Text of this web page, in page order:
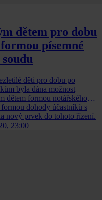
dětem pro dobu
písemné
děti pro dobu po
byla dána možnost
dětem formou notářského
dohody účastníků s
nový prvek do tohoto řízení.
23:00